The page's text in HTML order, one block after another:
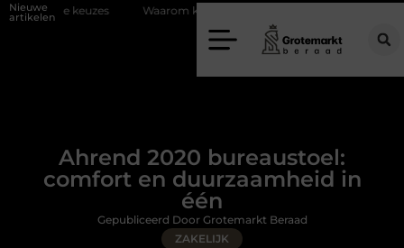
Nieuwe
artikelen
Waarom kiezen voor een rijschool in Utrecht?
Ahrend 2020 bureaustoel:
comfort en duurzaamheid in
één
ZAKELIJK
Gepubliceerd Door Grotemarkt Beraad